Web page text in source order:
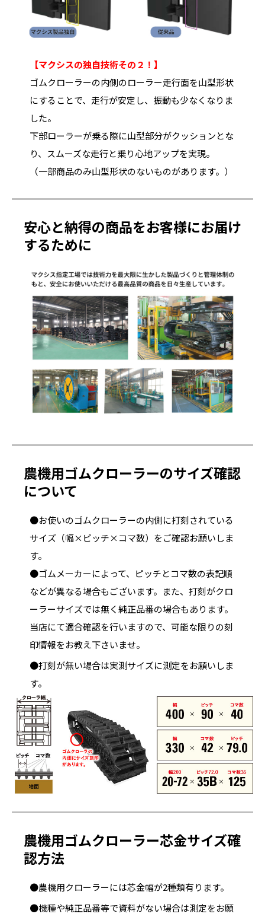
【マクシスの独自技術その２！】
ゴムクローラーの内側のローラー走行面を山型形状
にすることで、走行が安定し、振動も少なくなりま
した。
下部ローラーが乗る際に山型部分がクッションとな
り、スムーズな走行と乗り心地アップを実現。
（一部商品のみ山型形状のないものがあります。）
安心と納得の商品をお客様にお届け
するために
農機用ゴムクローラーのサイズ確認
について
●お使いのゴムクローラーの内側に打刻されている
サイズ（幅×ピッチ×コマ数）をご確認お願いしま
す。
●ゴムメーカーによって、ピッチとコマ数の表記順
などが異なる場合もございます。また、打刻がクロ
ーラーサイズでは無く純正品番の場合もあります。
当店にて適合確認を行いますので、可能な限りの刻
印情報をお教え下さいませ。
●打刻が無い場合は実測サイズに測定をお願いしま
す。
農機用ゴムクローラー芯金サイズ確
認方法
●農機用クローラーには芯金幅が2種類有ります。
●機種や純正品番等で資料がない場合は測定をお願